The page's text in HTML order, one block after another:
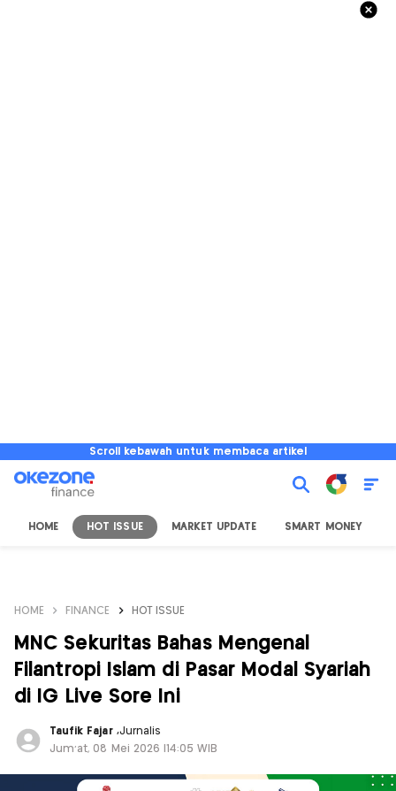
Scroll kebawah untuk membaca artikel
HOME HOT ISSUE MARKET UPDATE SMART MONEY
HOME FINANCE HOT ISSUE
MNC Sekuritas Bahas Mengenal
Filantropi Islam di Pasar Modal Syariah
di IG Live Sore Ini
Taufik Fajar ,Jurnalis
Jum'at, 08 Mei 2026 |14:05 WIB